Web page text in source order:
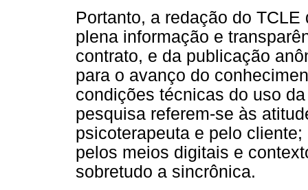
Portanto, a redação do
plena informação e
contrato, e da publicação
para o avanço do
condições técnicas do uso
pesquisa referem-se às
psicoterapeuta e pelo
pelos meios digitais e
sobretudo a sincrônica.